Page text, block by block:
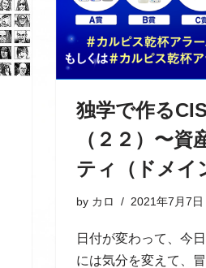
独学で作る
（２２）〜資
ティ（ドメイ
by カロ 2021年7月7日
日付が変わって、今
には気分を変えて、